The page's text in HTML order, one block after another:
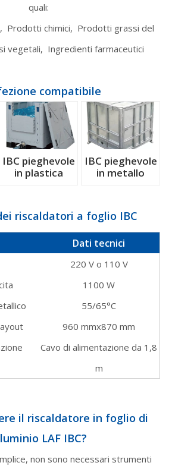
quali:
Prodotti chimici, Prodotti grassi del
vegetali, Ingredienti farmaceutici
compatibile
IBC pieghevole
in plastica
IBC pieghevole
in metallo
riscaldatori a foglio IBC
Dati tecnici
220 V o 110 V
1100 W
55/65°C
960 mmx870 mm
Cavo di alimentazione da 1,8
m
il riscaldatore in foglio di
LAF IBC?
non sono necessari strumenti